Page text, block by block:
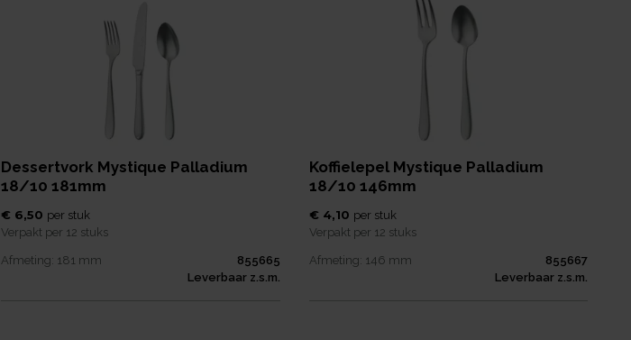
Dessertvork Mystique Palladium
18/10 181mm
€ 6,50 per stuk
Verpakt per 12 stuks
Afmeting: 181 mm
855665
Leverbaar z.s.m.
Koffielepel Mystique Palladium
18/10 146mm
€ 4,10 per stuk
Verpakt per 12 stuks
Afmeting: 146 mm
855667
Leverbaar z.s.m.